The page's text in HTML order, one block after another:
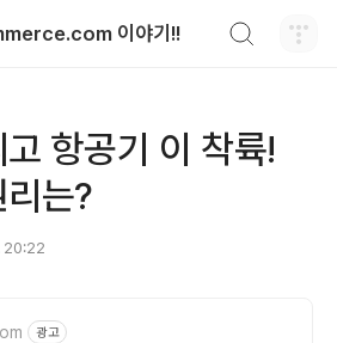
이야기!!
항공기 이 착륙!
는?
20:22
광고